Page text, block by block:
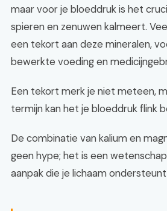
maar voor je bloeddruk is het
spieren en zenuwen kalmeert.
een tekort aan deze mineralen,
bewerkte voeding en
Een tekort merk je niet meteen,
termijn kan het je bloeddruk flink
De combinatie van kalium en
geen hype; het is een
aanpak die je lichaam